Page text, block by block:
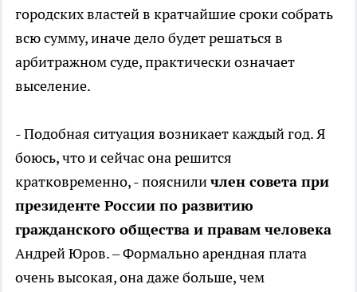
городских властей в кратчайшие сроки собрать
всю сумму, иначе дело будет решаться в
арбитражном суде, практически означает
выселение.
- Подобная ситуация возникает каждый год. Я
боюсь, что и сейчас она решится
кратковременно, - поясниличлен совета при
президенте России по развитию
гражданского общества и правам человека
Андрей Юров. – Формально арендная плата
очень высокая, она даже больше, чем